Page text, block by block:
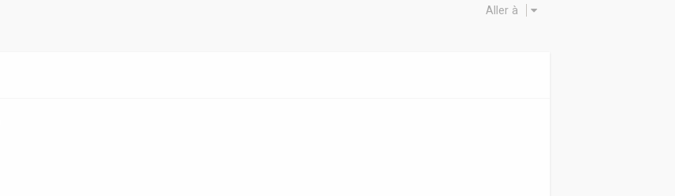
Aller à